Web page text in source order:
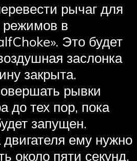
рычаг для
режимов в
Это будет
заслонка
закрыта.
рывки
до тех пор, пока
запущен.
ему нужно
около пяти секунд.